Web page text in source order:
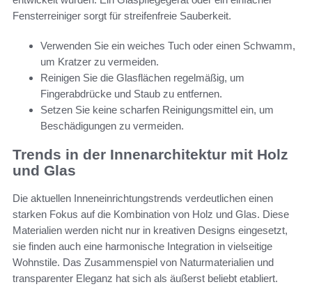
Fensterreiniger sorgt für streifenfreie Sauberkeit.
Verwenden Sie ein weiches Tuch oder einen Schwamm,
um Kratzer zu vermeiden.
Reinigen Sie die Glasflächen regelmäßig, um
Fingerabdrücke und Staub zu entfernen.
Setzen Sie keine scharfen Reinigungsmittel ein, um
Beschädigungen zu vermeiden.
Trends in der Innenarchitektur mit Holz
und Glas
Die aktuellen Inneneinrichtungstrends verdeutlichen einen
starken Fokus auf die Kombination von Holz und Glas. Diese
Materialien werden nicht nur in kreativen Designs eingesetzt,
sie finden auch eine harmonische Integration in vielseitige
Wohnstile. Das Zusammenspiel von Naturmaterialien und
transparenter Eleganz hat sich als äußerst beliebt etabliert.